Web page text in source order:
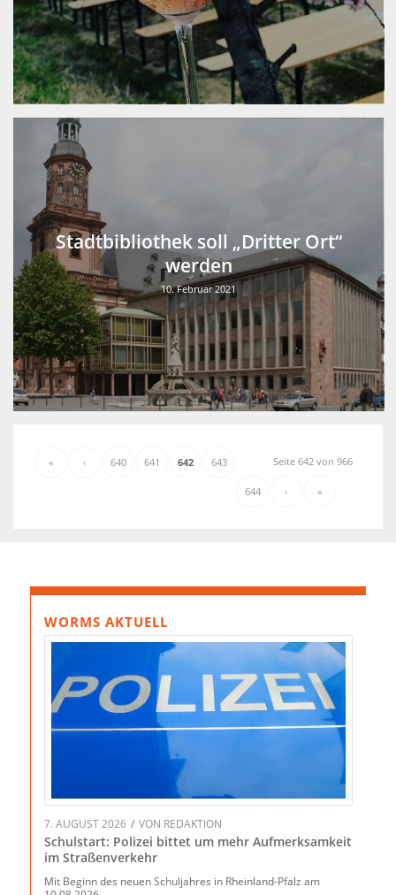
Stadtbibliothek soll „Dritter Ort“
werden
10. Februar 2021
Seite 642 von 966
« ‹ 640 641 642 643
644 › »
WORMS AKTUELL
7. AUGUST 2026 / VON REDAKTION
Schulstart: Polizei bittet um mehr Aufmerksamkeit
im Straßenverkehr
Mit Beginn des neuen Schuljahres in Rheinland-Pfalz am